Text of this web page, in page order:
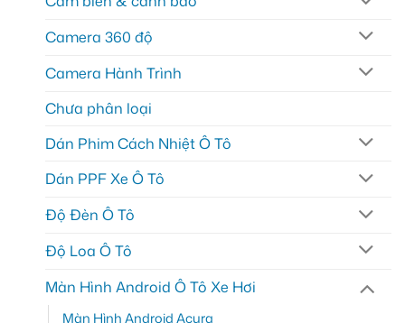
Camera 360 độ
Camera Hành Trình
Chưa phân loại
Dán Phim Cách Nhiệt Ô Tô
Dán PPF Xe Ô Tô
Độ Đèn Ô Tô
Độ Loa Ô Tô
Màn Hình Android Ô Tô Xe Hơi
Màn Hình Android Acura